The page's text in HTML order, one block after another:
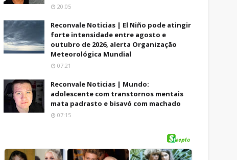
20:05
Reconvale Noticias | El Niño pode atingir
forte intensidade entre agosto e
outubro de 2026, alerta Organização
Meteorológica Mundial
07:21
Reconvale Noticias | Mundo:
adolescente com transtornos mentais
mata padrasto e bisavó com machado
07:15